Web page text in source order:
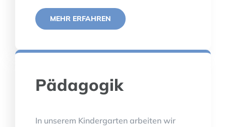
MEHR ERFAHREN
Pädagogik
In unserem Kindergarten arbeiten wir